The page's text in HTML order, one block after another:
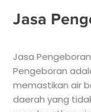
Jasa
Jasa
Pengeboran
memastikan air
daerah yang